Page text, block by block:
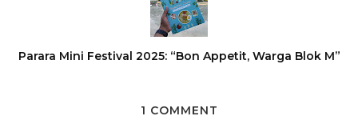
Parara Mini Festival 2025: “Bon Appetit, Warga Blok M”
1 COMMENT